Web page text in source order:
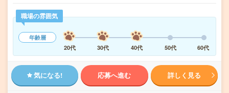
職場の雰囲気
年齢層
20代
30代 40代 50代 60代
気になる! 応募へ進む 詳しく見る